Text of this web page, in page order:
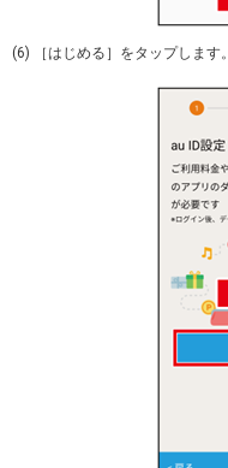
(6) ［はじめる］をタップします。